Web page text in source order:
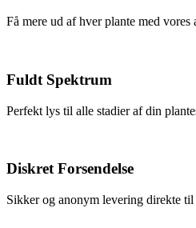
Få mere ud af hver plante med vores
Fuldt Spektrum
Perfekt lys til alle stadier af din
Diskret Forsendelse
Sikker og anonym levering direkte til